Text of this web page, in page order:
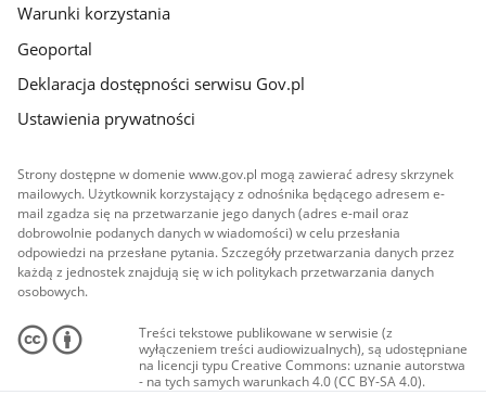
Warunki korzystania
Geoportal
Deklaracja dostępności serwisu Gov.pl
Ustawienia prywatności
Strony dostępne w domenie www.gov.pl mogą zawierać adresy skrzynek
mailowych. Użytkownik korzystający z odnośnika będącego adresem e-
mail zgadza się na przetwarzanie jego danych (adres e-mail oraz
dobrowolnie podanych danych w wiadomości) w celu przesłania
odpowiedzi na przesłane pytania. Szczegóły przetwarzania danych przez
każdą z jednostek znajdują się w ich politykach przetwarzania danych
osobowych.
Treści tekstowe publikowane w serwisie (z
wyłączeniem treści audiowizualnych), są udostępniane
na licencji typu Creative Commons: uznanie autorstwa
- na tych samych warunkach 4.0 (CC BY-SA 4.0).